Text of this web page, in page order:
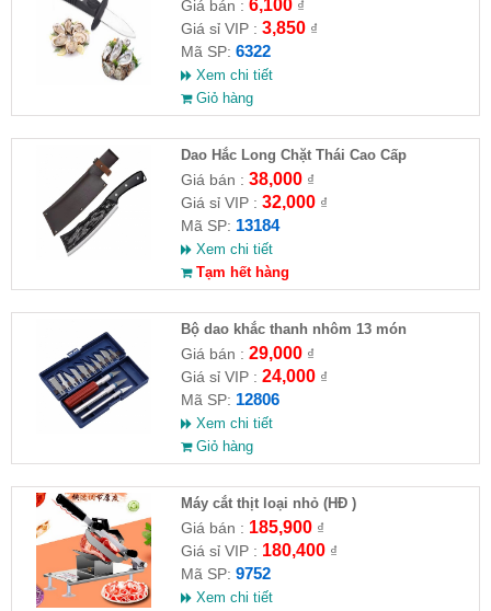
Giá bán : 6,100₫
Giá sỉ VIP : 3,850₫
Mã SP: 6322
Xem chi tiết
Giỏ hàng
Dao Hắc Long Chặt Thái Cao Cấp
Giá bán : 38,000₫
Giá sỉ VIP : 32,000₫
Mã SP: 13184
Xem chi tiết
Tạm hết hàng
Bộ dao khắc thanh nhôm 13 món
Giá bán : 29,000₫
Giá sỉ VIP : 24,000₫
Mã SP: 12806
Xem chi tiết
Giỏ hàng
Máy cắt thịt loại nhỏ (HĐ )
Giá bán : 185,900₫
Giá sỉ VIP : 180,400₫
Mã SP: 9752
Xem chi tiết